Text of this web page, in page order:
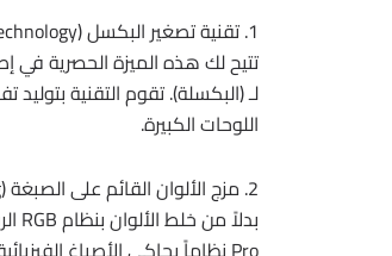
1. تقنية تصغير البكسل (NanoPixel Technology)
لـ (البكسلة). تقوم التقنية
اللوحات الكبيرة.
2. مزج الألوان القائم على الصبغة (Pigment Color Mixing)